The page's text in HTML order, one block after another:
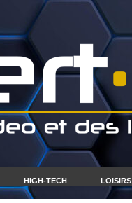
HIGH-TECH LOISIRS